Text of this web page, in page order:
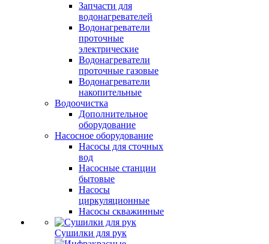
Запчасти для
водонагревателей
Водонагреватели
проточные
электрические
Водонагреватели
проточные газовые
Водонагреватели
накопительные
Водоочистка
Дополнительное
оборудование
Насосное оборудование
Насосы для сточных
вод
Насосные станции
бытовые
Насосы
циркуляционные
Насосы скважинные
Сушилки для рук